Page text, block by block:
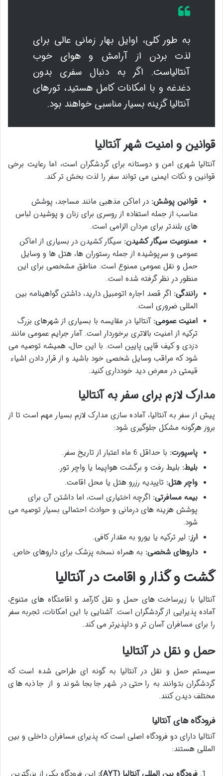
به طور کلی، اوایل بهار زمانی عالی برای
لذت بردن از آرامش و هوای خوب
آنتالیاست. اگر به دنبال سفری بدون
دغدغه و با امکانات کامل هستید، تورهای
آنتالیا گزینه بسیار مناسبی خواهند بود.
قوانین و امنیت شهر آنتالیا
آنتالیا شهری امن و دوستانه برای گردشگران است، اما رعایت برخی
قوانین و نکات ایمنی می تواند سفر را لذت بخش تر کند.
قوانین پوشش: در اماکن مذهبی مانند مساجد، پوشش
مناسب از جمله استفاده از روسری برای زنان و پوشیدن لباس
های بلندتر برای مردان الزامی است.
ممنوعیت سیگار کشیدن: سیگار کشیدن در بسیاری از اماکن
عمومی و سرپوشیده از جمله رستوران ها، هتل ها و وسایل
حمل و نقل عمومی ممنوع است. مناطق مشخصی برای این
منظور در نظر گرفته شده است.
رانندگی: اگر قصد اجاره اتومبیل دارید، داشتن گواهینامه بین
المللی ضروری است.
امنیت عمومی: آنتالیا در مقایسه با بسیاری از شهرهای بزرگ
ترکیه از امنیت بالاتری برخوردار است. آمار جرایم عمومی مانند
دزدی و کیف قاپی پایین است. با این حال، همیشه توصیه می
شود که مراقب وسایل شخصی خود باشید و از قرار دادن اشیاء
قیمتی در معرض دید خودداری کنید.
مدارک لازم برای سفر به آنتالیا
پیش از سفر به آنتالیا، آماده سازی مدارک لازم بسیار مهم است تا از
بروز هرگونه مشکل جلوگیری شود:
پاسپورت: با حداقل 6 ماه اعتبار از تاریخ سفر.
بلیط: بلیط رفت و برگشت هواپیما یا واچر تور.
واچر هتل: تاییدیه رزرو هتل یا محل اقامت.
بیمه مسافرتی: اگرچه اختیاری است، اما داشتن آن برای
پوشش هزینه های درمانی و حوادث احتمالی بسیار توصیه می
شود.
ارز: لیر ترکیه یا یورو به مقدار کافی.
داروهای شخصی: به همراه نسخه پزشک برای داروهای خاص.
گشت و گذار و اقامت در آنتالیا
آنتالیا با زیرساخت های حمل و نقل کارآمد و اقامتگاه های متنوع،
آماده پذیرایی از گردشگران است. آشنایی با این امکانات، تجربه سفر
را برای مسافران آسان تر و دلپذیرتر می کند.
حمل و نقل در آنتالیا
سیستم حمل و نقل در آنتالیا به گونه ای طراحی شده است که
گردشگران بتوانند به راحتی در شهر جابجا شوند و از جاذبه های
مختلف دیدن کنند.
فرودگاه های آنتالیا
آنتالیا دارای دو فرودگاه اصلی است که پذیرای مسافران داخلی و بین
المللی هستند: